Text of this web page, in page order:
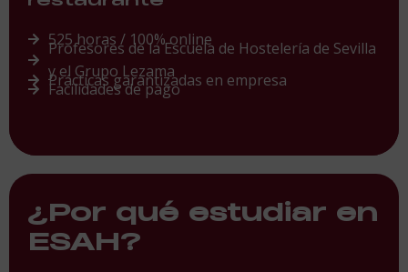
525 horas / 100% online
Profesores de la Escuela de Hostelería de Sevilla
y el Grupo Lezama
Prácticas garantizadas en empresa
Facilidades de pago
¿Por qué estudiar en
ESAH?